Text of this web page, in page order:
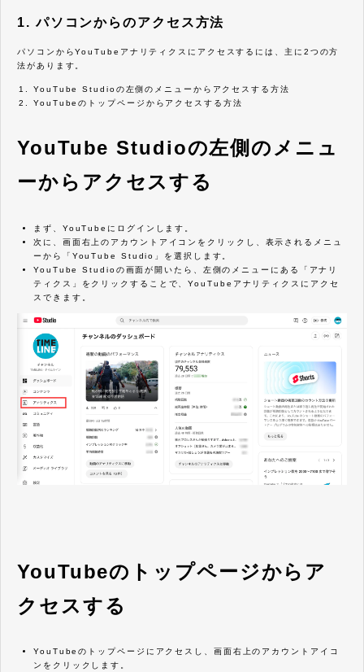
1. パソコンからのアクセス方法
パソコンからYouTubeアナリティクスにアクセスするには、主に2つの方
法があります。
YouTube Studioの左側のメニューからアクセスする方法
YouTubeのトップページからアクセスする方法
YouTube Studioの左側のメニュ
ーからアクセスする
まず、YouTubeにログインします。
次に、画面右上のアカウントアイコンをクリックし、表示されるメニュ
ーから「YouTube Studio」を選択します。
YouTube Studioの画面が開いたら、左側のメニューにある「アナリ
ティクス」をクリックすることで、YouTubeアナリティクスにアクセ
スできます。
YouTubeのトップページからア
クセスする
YouTubeのトップページにアクセスし、画面右上のアカウントアイコ
ンをクリックします。